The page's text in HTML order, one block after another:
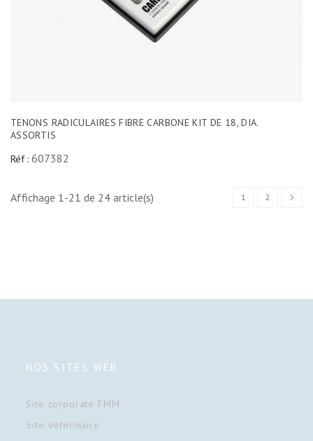
TENONS RADICULAIRES FIBRE CARBONE KIT DE 18, DIA.
ASSORTIS
Réf : 607382
Affichage 1-21 de 24 article(s) 1 2
NOS SITES WEB
Site corporate FMM
Site vétérinaire